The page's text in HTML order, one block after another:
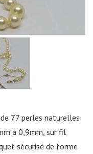
77 perles naturelles
à 0,9mm, sur fil
sécurisé de forme